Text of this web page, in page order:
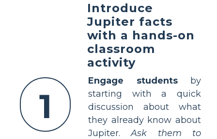
1
Introduce
Jupiter facts
with a hands-on
classroom
activity
Engage studentsby
starting with a quick
discussion about what
they already know about
Jupiter.Ask them to